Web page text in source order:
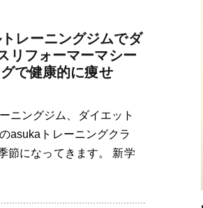
レーニングジムでダ
リフォーマーマシー
で健康的に痩せ
ングジム、ダイエット
asukaトレーニングクラ
節になってきます。 新学